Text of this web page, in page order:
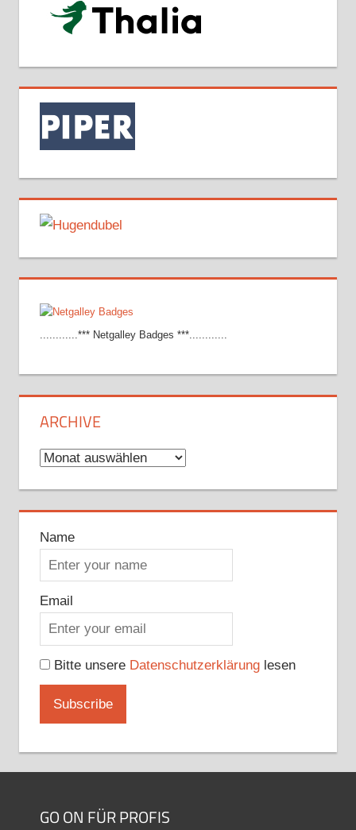
............*** Netgalley Badges ***............
ARCHIVE
Archive
Name
Email
Bitte unsere Datenschutzerklärunglesen
GO ON FÜR PROFIS